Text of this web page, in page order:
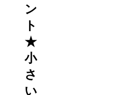
ン
ト
★
小
さ
い